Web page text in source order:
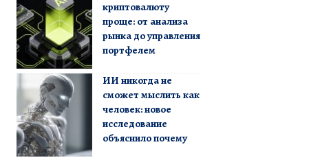
криптовалюту
проще: от анализа
рынка до управления
портфелем
ИИ никогда не
сможет мыслить как
человек: новое
исследование
объяснило почему